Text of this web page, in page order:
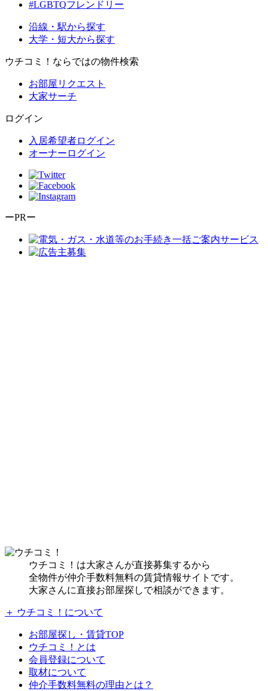
#LGBTQフレンドリー
沿線・駅から探す
大学・短大から探す
ウチコミ！ならではの物件検索
お部屋リクエスト
大家サーチ
ログイン
入居希望者ログイン
オーナーログイン
ーPRー
ウチコミ！は大家さんが直接募集するから
全物件が仲介手数料無料の賃貸情報サイトです。
大家さんに直接お部屋探しで相談ができます。
＋ ウチコミ！について
お部屋探し・賃貸TOP
ウチコミ！とは
会員登録について
取材について
仲介手数料無料の理由とは？